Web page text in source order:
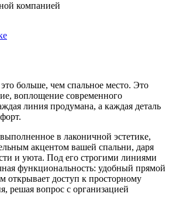
компанией
больше, чем спальное место. Это
воплощение современного
линия продумана, а каждая деталь
в лаконичной эстетике,
акцентом вашей спальни, даря
и уюта. Под его строгими линиями
функциональность: удобный прямой
открывает доступ к просторному
решая вопрос с организацией